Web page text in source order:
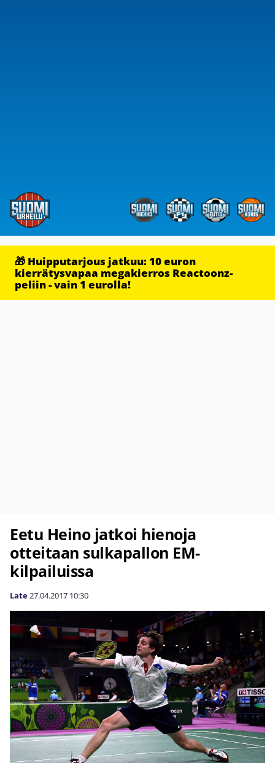
🎁 Huipputarjous jatkuu: 10 euron
kierrätysvapaa megakierros Reactoonz-
peliin - vain 1 eurolla!
Eetu Heino jatkoi hienoja
otteitaan sulkapallon EM-
kilpailuissa
Late27.04.2017 10:30